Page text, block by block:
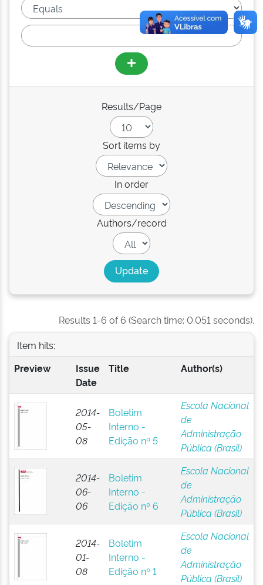
Results/Page
Sort items by
In order
Authors/record
Results 1-6 of 6 (Search time: 0.051 seconds).
Item hits:
Preview
Issue
Date
Title Author(s)
2014-
05-
08
Boletim
Interno -
Edição nº 5
Escola Nacional
de
Administração
Pública (Brasil)
2014-
06-
06
Boletim
Interno -
Edição nº 6
Escola Nacional
de
Administração
Pública (Brasil)
2014-
01-
08
Boletim
Interno -
Edição nº 1
Escola Nacional
de
Administração
Pública (Brasil)